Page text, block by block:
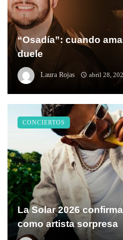
“Osadía”: cuando
duele
Laura Rojas abril 28,
La Solar 2026
como artista sorpresa
CONCIERTOS